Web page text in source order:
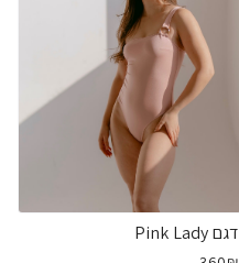
דגם Pink Lady